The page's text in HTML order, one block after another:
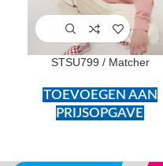
STSU799 / Matcher
TOEVOEGEN AAN
PRIJSOPGAVE